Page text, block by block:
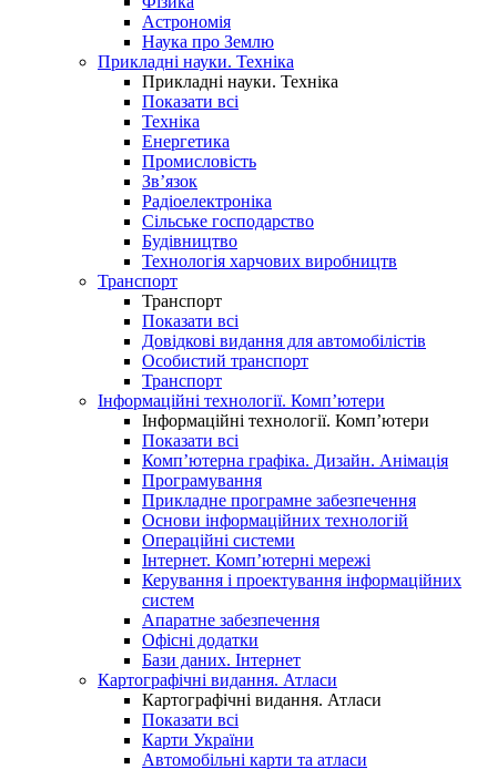
Астрономія
Наука про Землю
Прикладні науки. Техніка
Прикладні науки. Техніка
Показати всі
Техніка
Енергетика
Промисловість
Зв’язок
Радіоелектроніка
Сільське господарство
Будівництво
Технологія харчових виробництв
Транспорт
Транспорт
Показати всі
Довідкові видання для автомобілістів
Особистий транспорт
Транспорт
Інформаційні технології. Комп’ютери
Інформаційні технології. Комп’ютери
Показати всі
Комп’ютерна графіка. Дизайн. Анімація
Програмування
Прикладне програмне забезпечення
Основи інформаційних технологій
Операційні системи
Інтернет. Комп’ютерні мережі
Керування і проектування інформаційних
систем
Апаратне забезпечення
Офісні додатки
Бази даних. Інтернет
Картографічні видання. Атласи
Картографічні видання. Атласи
Показати всі
Карти України
Автомобільні карти та атласи